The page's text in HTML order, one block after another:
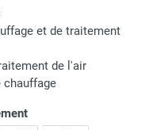
et de traitement
de l'air
chauffage